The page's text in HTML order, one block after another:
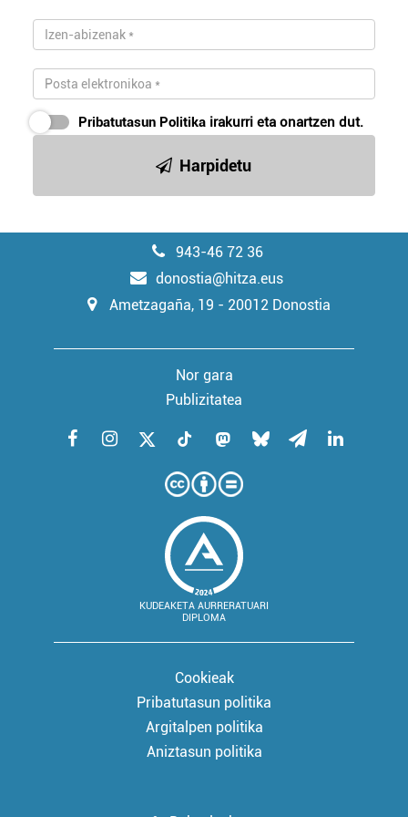
Pribatutasun Politika irakurri eta onartzen dut.
Harpidetu
943-46 72 36
donostia@hitza.eus
Ametzagaña, 19 - 20012 Donostia
Nor gara
Publizitatea
KUDEAKETA AURRERATUARI
DIPLOMA
Cookieak
Pribatutasun politika
Argitalpen politika
Aniztasun politika